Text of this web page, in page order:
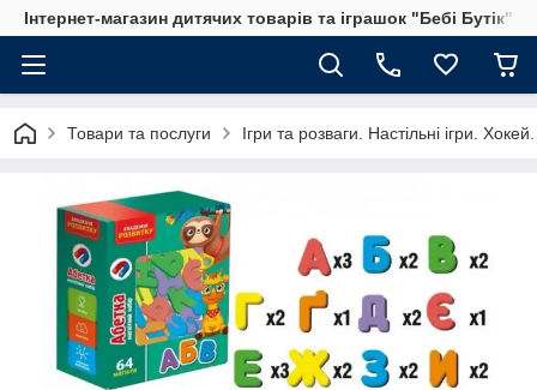
Інтернет-магазин дитячих товарів та іграшок "Бебі Бутік"
Товари та послуги Ігри та розваги. Настільні ігри.